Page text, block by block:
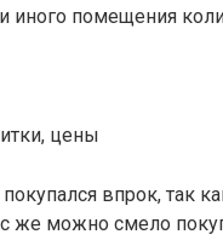
иного помещения
цены
впрок, так
можно смело